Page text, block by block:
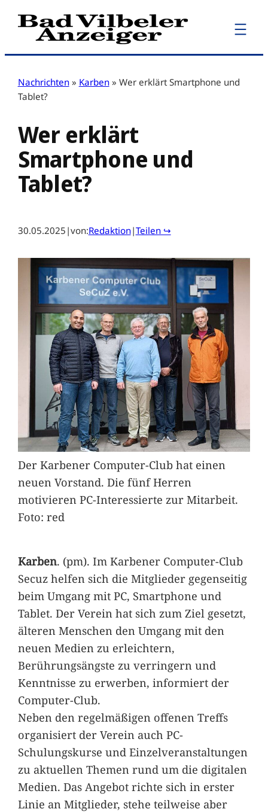
Zum
Inhalt
Nachrichten » Karben » Wer erklärt Smartphone und
Tablet?
Wer erklärt
Smartphone und
Tablet?
30.05.2025 |von:Redaktion|Teilen ↪
Der Karbener Computer-Club hat einen
neuen Vorstand. Die fünf Herren
motivieren PC-Interessierte zur Mitarbeit.
Foto: red
Karben. (pm). Im Karbener Computer-Club
Secuz helfen sich die Mitglieder gegenseitig
beim Umgang mit PC, Smartphone und
Tablet. Der Verein hat sich zum Ziel gesetzt,
älteren Menschen den Umgang mit den
neuen Medien zu erleichtern,
Berührungsängste zu verringern und
Kenntnisse zu erwerben, informiert der
Computer-Club.
Neben den regelmäßigen offenen Treffs
organisiert der Verein auch PC-
Schulungskurse und Einzelveranstaltungen
zu aktuellen Themen rund um die digitalen
Medien. Das Angebot richte sich in erster
Linie an Mitglieder, stehe teilweise aber